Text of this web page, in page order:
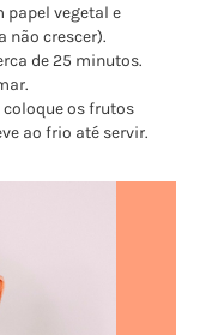
papel vegetal e
não crescer).
de 25 minutos.
coloque os frutos
ao frio até servir.